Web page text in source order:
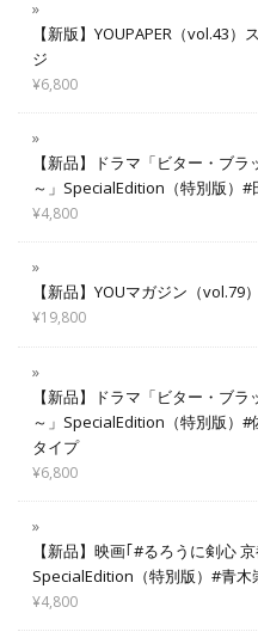
【新版】YOUPAPER（vol.43
ジ
¥6,800
【新品】ドラマ「ビター・ブ
～」SpecialEdition（特別版）#
¥4,800
【新品】YOUマガジン（vol.79）
¥19,800
【新品】ドラマ「ビター・ブ
～」SpecialEdition（特別版）
タイプ
¥6,800
【新品】映画｢#るろうに剣心
SpecialEdition（特別版）#青木
¥4,800